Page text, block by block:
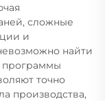
сложные
и
найти
программы
точно
производства,